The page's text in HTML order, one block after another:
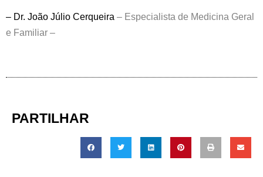
– Dr. João Júlio Cerqueira – Especialista de Medicina Geral
e Familiar –
PARTILHAR